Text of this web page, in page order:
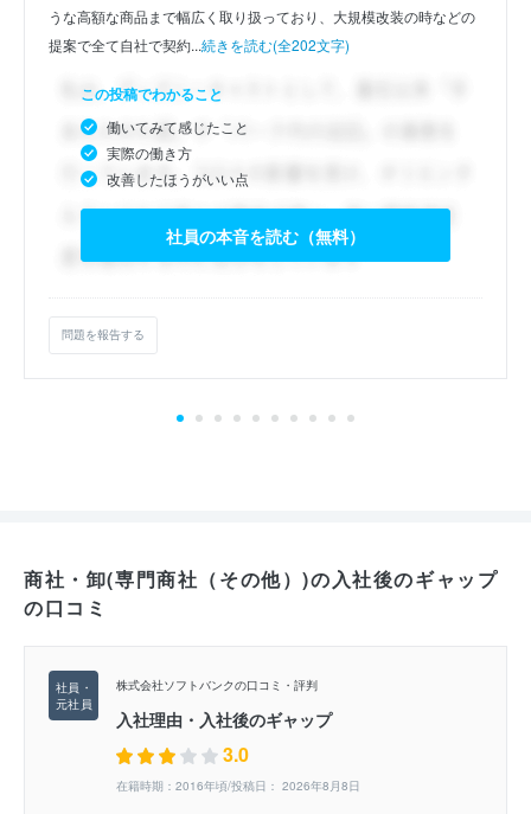
うな高額な商品まで幅広く取り扱っており、大規模改装の時などの
提案で全て自社で契約...続きを読む(全202文字)
この投稿でわかること
働いてみて感じたこと
実際の働き方
改善したほうがいい点
社員の本音を読む（無料）
問題を報告する
商社・卸(専門商社（その他）)の入社後のギャップ
の口コミ
株式会社ソフトバンクの口コミ・評判
入社理由・入社後のギャップ
3.0
在籍時期：2016年頃/投稿日： 2026年8月8日